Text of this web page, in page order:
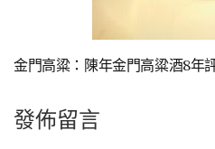
金門高粱：陳年金門高粱酒8年
發佈留言